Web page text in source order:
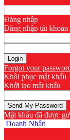
Đăng nhập
Đăng nhập tài khoản
Forgot your
Khôi phục mật khẩu
Khởi tạo mật khẩu
Mật khẩu đã được
Doanh Nhân